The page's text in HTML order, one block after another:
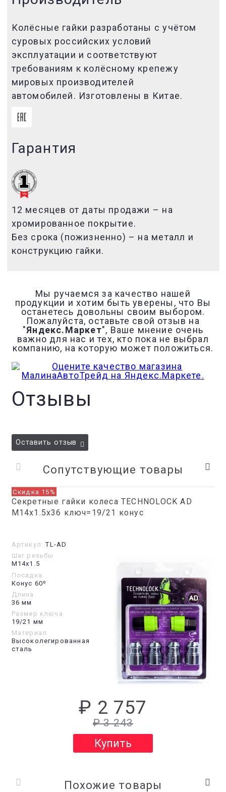
Колёсные гайки разработаны с учётом
суровых российских условий
эксплуатации и соответствуют
требованиям к колёсному крепежу
мировых производителей
автомобилей. Изготовлены в Китае.
Гарантия
12 месяцев от даты продажи – на
хромированное покрытие.
Без срока (пожизненно) – на металл и
конструкцию гайки.
Мы ручаемся за качество нашей
продукции и хотим быть уверены, что Вы
останетесь довольны своим выбором.
Пожалуйста, оставьте свой отзыв на
"Яндекс.Маркет", Ваше мнение очень
важно для нас и тех, кто пока не выбрал
компанию, на которую может положиться.
Отзывы
Оставить отзыв
Сопутствующие товары
Секретные гайки колеса TECHNOLOCK AD
М14x1.5x36 ключ=19/21 конус
Артикул: TL-AD
Шаг резьбы
М14х1.5
Посадка
Конус 60º
Длина
36 мм
Размер ключа
19/21 мм
Материал
Высоколегированная
сталь
Скидка 15%
₽ 2 757
₽ 3 243
Купить
Похожие товары